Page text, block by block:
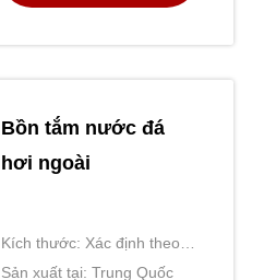
Bồn tắm nước đá
hơi ngoài
Kích thước: Xác định theo
mô hình
Sản xuất tại: Trung Quốc